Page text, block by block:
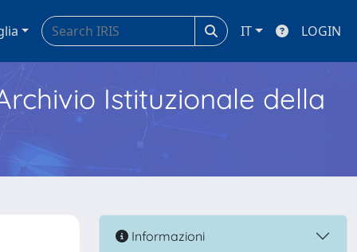
IT LOGIN
Istituzionale della
Informazioni